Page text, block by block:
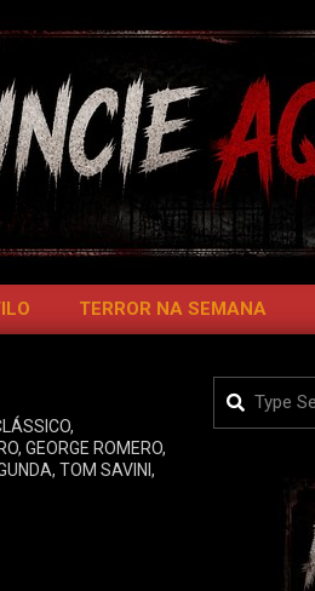
TERROR NA SEMANA
,
, GEORGE ROMERO,
, TOM SAVINI ,
Search